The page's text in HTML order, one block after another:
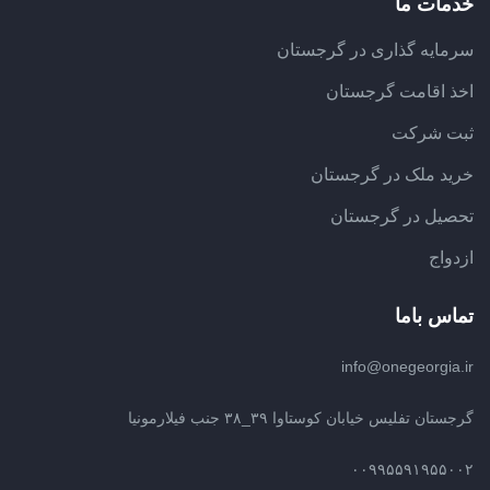
در گرجستان
۳۹_۳۸ جنب فیلارمونیا